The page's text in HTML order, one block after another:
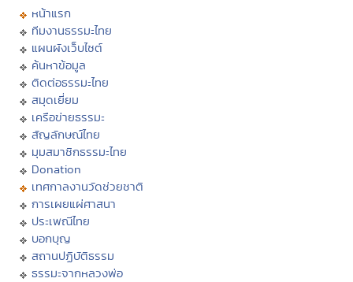
หน้าแรก
ทีมงานธรรมะไทย
แผนผังเว็บไซต์
ค้นหาข้อมูล
ติดต่อธรรมะไทย
สมุดเยี่ยม
เครือข่ายธรรมะ
สัญลักษณ์ไทย
มุมสมาชิกธรรมะไทย
Donation
เทศกาลงานวัดช่วยชาติ
การเผยแผ่ศาสนา
ประเพณีไทย
บอกบุญ
สถานปฏิบัติธรรม
ธรรมะจากหลวงพ่อ